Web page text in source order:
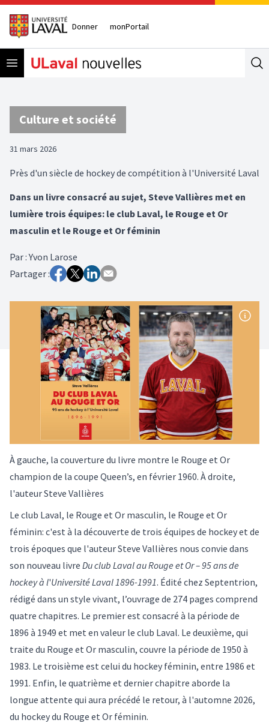
Donner monPortail
Open menu
Culture et société
31 mars 2026
Près d'un siècle de hockey de compétition à l'Université Laval
Dans un livre consacré au sujet, Steve Vallières met en
lumière trois équipes: le club Laval, le Rouge et Or
masculin et le Rouge et Or féminin
Par:Yvon Larose
Partager :
À gauche, la couverture du livre montre le Rouge et Or
champion de la coupe Queen’s, en février 1960. À droite,
l'auteur Steve Vallières
Le club Laval, le Rouge et Or masculin, le Rouge et Or
féminin: c'est à la découverte de trois équipes de hockey et de
trois époques que l'auteur Steve Vallières nous convie dans
son nouveau livre Du club Laval au Rouge et Or – 95 ans de
hockey à l'Université Laval 1896-1991. Édité chez Septentrion,
rédigé dans un style vivant, l’ouvrage de 274 pages comprend
quatre chapitres. Le premier est consacré à la période de
1896 à 1949 et met en valeur le club Laval. Le deuxième, qui
traite du Rouge et Or masculin, couvre la période de 1950 à
1983. Le troisième est celui du hockey féminin, entre 1986 et
1991. Enfin, le quatrième et dernier chapitre aborde la
longue attente qui aura précédé le retour, à l'automne 2026,
du hockey du Rouge et Or féminin.